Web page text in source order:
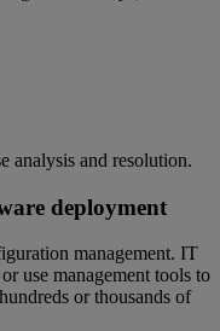
analysis and resolution.
deployment
management. IT
use management tools to
or thousands of